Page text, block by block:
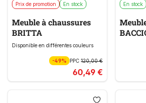
Prix de promotion En stock
Meuble à chaussures
BRITTA
Disponible en différentes couleurs
-49% PPC 120,00 €
60,49 €
En stock